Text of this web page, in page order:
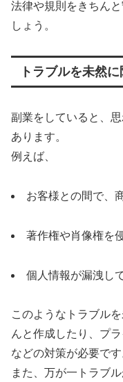
法律や規則をきちん
しょう。
トラブルを未然に
副業をしていると、
あります。
例えば、
お客様との間で、
著作権や肖像権を
個人情報が漏洩し
このようなトラブル
んと作成したり、プ
などの対策が必要です
また、万が一トラブ